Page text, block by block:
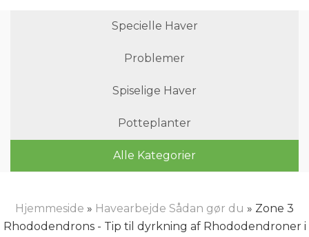
Specielle Haver
Problemer
Spiselige Haver
Potteplanter
Alle Kategorier
Hjemmeside » Havearbejde Sådan gør du » Zone 3
Rhododendrons - Tip til dyrkning af Rhododendroner i